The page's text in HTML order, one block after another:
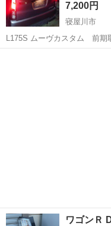
7,200円
寝屋川市
L175S ムーヴカスタム 前期取り外し 純正加工のワン
プになります。 小傷程度で比較的良好です。 純正テールランプベース
ワゴンＲ